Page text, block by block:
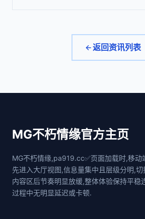
返回资讯列表
MG不朽情缘官方主页
MG不朽情缘,pa919.cc✅页面加载时,移动
先进入大厅视图,信息量集中且层级分明,切
内容区后节奏明显放缓,整体体验保持平稳
过程中无明显延迟或卡顿.